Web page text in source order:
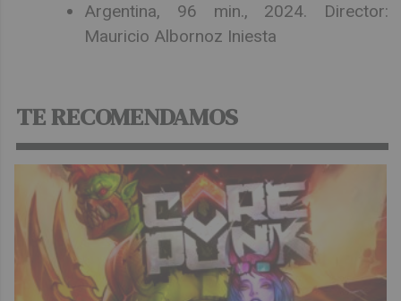
Argentina, 96 min., 2024. Director:
Mauricio Albornoz Iniesta
TE RECOMENDAMOS